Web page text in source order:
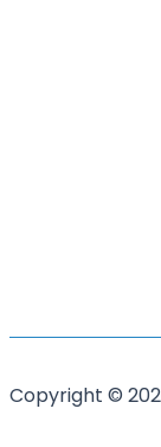
Copyright ©